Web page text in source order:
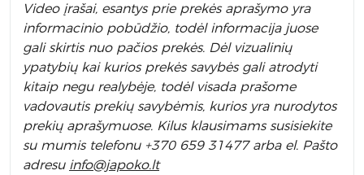
Video įrašai, esantys prie prekės aprašymo yra
informacinio pobūdžio, todėl informacija juose
gali skirtis nuo pačios prekės. Dėl vizualinių
ypatybių kai kurios prekės savybės gali atrodyti
kitaip negu realybėje, todėl visada prašome
vadovautis prekių savybėmis, kurios yra nurodytos
prekių aprašymuose. Kilus klausimams susisiekite
su mumis telefonu +370 659 31477 arba el. Pašto
adresu info@japoko.lt